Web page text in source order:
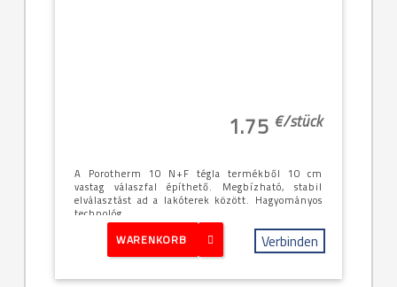
1.75 €/stück
A Porotherm 10 N+F tégla termékből 10 cm
vastag válaszfal építhető. Megbízható, stabil
elválasztást ad a lakóterek között. Hagyományos
technológ...
WARENKORB Verbinden